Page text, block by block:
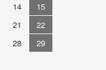
14
15
21
22
28
29